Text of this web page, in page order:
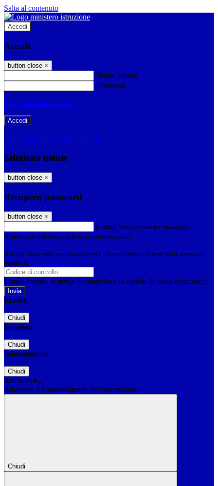
Salta al contenuto
Accedi
Accedi
button close ×
Nome Utente
Password
Password dimenticata?
-
Entra con SPID Entra con CIE
Seleziona utente
button close ×
Recupero password
button close ×
E-mail Verrà inviato un messaggio
all'indirizzo indicato con le istruzioni necessarie.
Non hai una e-mail associata al nome utente? Effettua il reset della password
tramite la Login Spaggiari
E-mail inviata, si prega di controllare la casella di posta elettronica!
Errore
Chiudi
Successo
Chiudi
Informazione
Chiudi
Attendere...
Attendere il completamento dell'operazione...
Chiudi